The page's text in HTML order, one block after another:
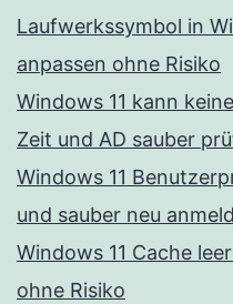
Laufwerkssymbol in
anpassen ohne Risiko
Windows 11 kann
Zeit und AD sauber
Windows 11
und sauber neu
Windows 11 Cache
ohne Risiko